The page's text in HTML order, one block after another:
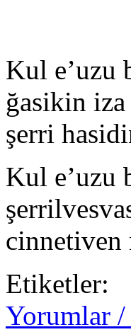
Kul e’uzu
ğasikin
şerri
Kul e’uzu
cinnetiven
Etiketler:
Yorumlar /